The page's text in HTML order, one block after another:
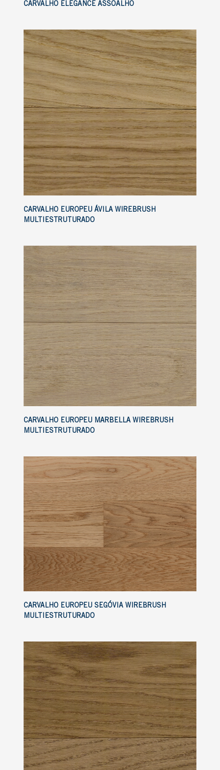
CARVALHO ELEGANCE ASSOALHO
CARVALHO EUROPEU ÁVILA WIREBRUSH
MULTIESTRUTURADO
CARVALHO EUROPEU MARBELLA WIREBRUSH
MULTIESTRUTURADO
CARVALHO EUROPEU SEGÓVIA WIREBRUSH
MULTIESTRUTURADO